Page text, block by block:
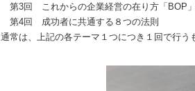
第3回 これからの企業経営の在り方「BOP
第4回 成功者に共通する８つの法則
通常は、上記の各テーマ１つにつき１回で行う